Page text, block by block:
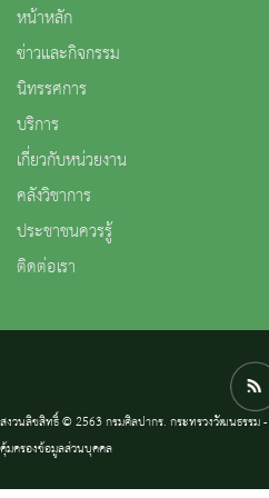
หน้าหลัก
ข่าวและกิจกรรม
นิทรรศการ
บริการ
เกี่ยวกับหน่วยงาน
คลังวิชาการ
ประชาชนควรรู้
ติดต่อเรา
สงวนลิขสิทธิ์ © 2563 กรมศิลปากร. กระทรวงวัฒนธรรม -
คุ้มครองข้อมูลส่วนบุคคล